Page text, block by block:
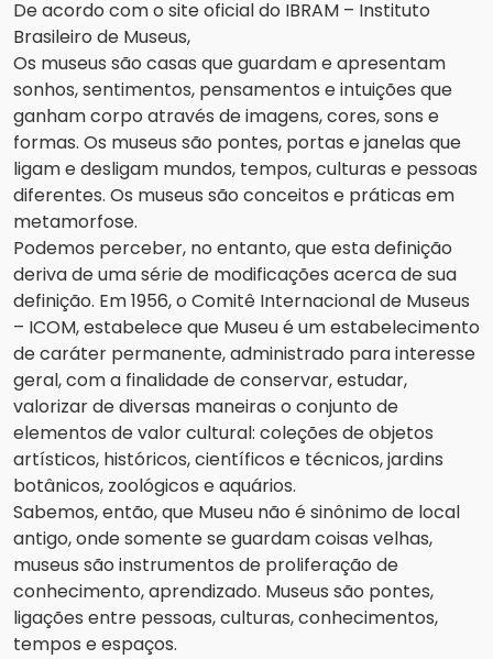
De acordo com o site oficial do IBRAM – Instituto
Brasileiro de Museus,
Os museus são casas que guardam e apresentam
sonhos, sentimentos, pensamentos e intuições que
ganham corpo através de imagens, cores, sons e
formas. Os museus são pontes, portas e janelas que
ligam e desligam mundos, tempos, culturas e pessoas
diferentes. Os museus são conceitos e práticas em
metamorfose.
Podemos perceber, no entanto, que esta definição
deriva de uma série de modificações acerca de sua
definição. Em 1956, o Comitê Internacional de Museus
– ICOM, estabelece que Museu é um estabelecimento
de caráter permanente, administrado para interesse
geral, com a finalidade de conservar, estudar,
valorizar de diversas maneiras o conjunto de
elementos de valor cultural: coleções de objetos
artísticos, históricos, científicos e técnicos, jardins
botânicos, zoológicos e aquários.
Sabemos, então, que Museu não é sinônimo de local
antigo, onde somente se guardam coisas velhas,
museus são instrumentos de proliferação de
conhecimento, aprendizado. Museus são pontes,
ligações entre pessoas, culturas, conhecimentos,
tempos e espaços.